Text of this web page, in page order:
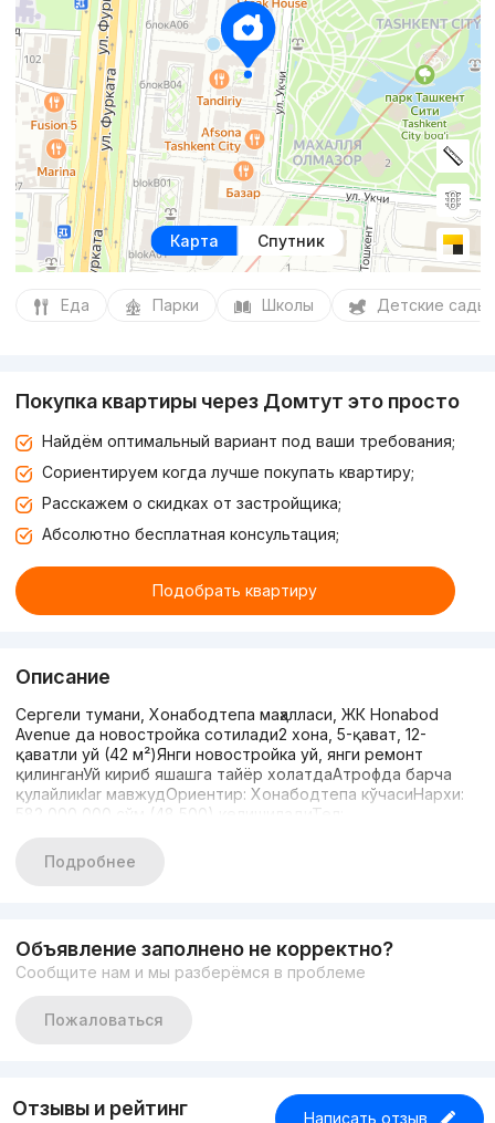
Карта Спутник
Еда Парки Школы Детские сады
Покупка квартиры через Домтут это просто
Найдём оптимальный вариант под ваши требования;
Сориентируем когда лучше покупать квартиру;
Расскажем о скидках от застройщика;
Абсолютно бесплатная консультация;
Подобрать квартиру
Описание
Сергели тумани, Хонабодтепа маҳалласи, ЖК Honabod
Avenue да новостройка сотилади2 хона, 5-қават, 12-
қаватли уй (42 м²)Янги новостройка уй, янги ремонт
қилинганУй кириб яшашга тайёр холатдаАтрофда барча
қулайликlar мавжудОриентир: Хонабодтепа кўчасиНархи:
582 000 000 сўм (48,500) келишиладиТел:
Подробнее
Объявление заполнено не корректно?
Сообщите нам и мы разберёмся в проблеме
Пожаловаться
Отзывы и рейтинг Написать отзыв